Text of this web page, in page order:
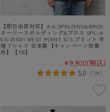
【即日出荷対応】A.G.SPALDING&BROS
エージースポルディング&ブロス SPL-A
GS-251011 WEST POINT S/S プリント 半
袖 Tシャツ 日本製【キャンペーン対象
外】【TB】
¥9,900(税込)
5.0 （1件）